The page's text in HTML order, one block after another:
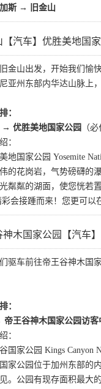
斯 → 旧金山
【汽车】优胜美地国
金山出发，开始我们愉
亚州东部内华达山脉上
：
→ 优胜美地国家公园
（
：
美地国家公园 Yosemite
的花岗岩，气势磅礴的
粼粼的湖面，使您恍若
会接踵而来！您更可以
神木国家公园【汽车
驱车前往帝王谷神木国
：
帝王谷神木国家公园访客
：
谷国家公园 Kings Canyon
家公园位于加州东部的
。公园有现存面积最大